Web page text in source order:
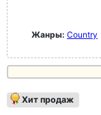
Жанры: Country
Хит продаж